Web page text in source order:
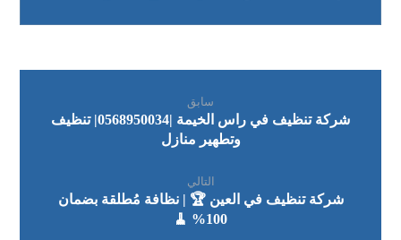
سابق
شركة تنظيف في راس الخيمة |0568950034| تنظيف
وتطهير منازل
التالي
شركة تنظيف في العين 🏆 | نظافة مُطلقة بضمان
100% 🧹